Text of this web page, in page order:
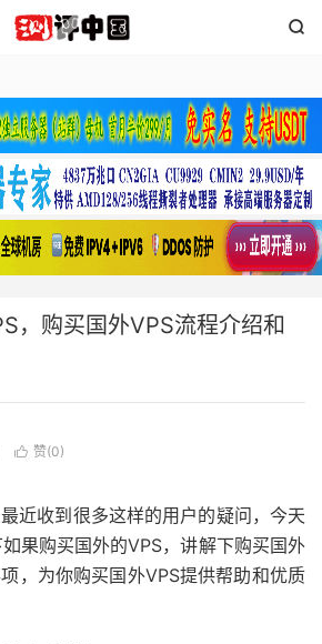

，购买国外VPS流程介绍和
 赞(0)
近收到很多这样的用户的疑问，今天
果购买国外的VPS，讲解下购买国外
，为你购买国外VPS提供帮助和优质